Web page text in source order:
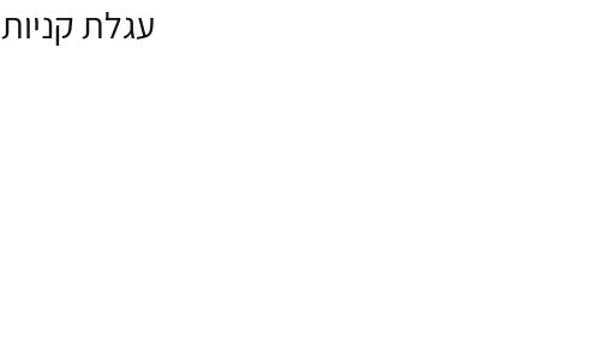
עגלת קניות